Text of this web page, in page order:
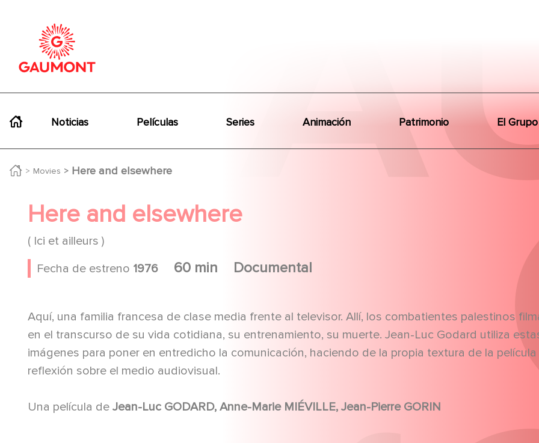
Noticias Películas Series Animación Patrimonio El Grupo
Movies Here and elsewhere
Here and elsewhere
( Ici et ailleurs )
Fecha de estreno 1976 60 min Documental
Aquí, una familia francesa de clase media frente al televisor. Allí, los combatientes palestinos
en el transcurso de su vida cotidiana, su entrenamiento, su muerte. Jean-Luc Godard utiliza
imágenes para poner en entredicho la comunicación, haciendo de la propia textura de la película
reflexión sobre el medio audiovisual.
Una película de Jean-Luc GODARD, Anne-Marie MIÉVILLE, Jean-Pierre GORIN